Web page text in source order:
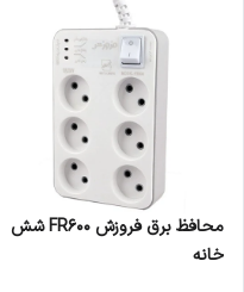
محافظ برق فروزش FR600 شش
خانه